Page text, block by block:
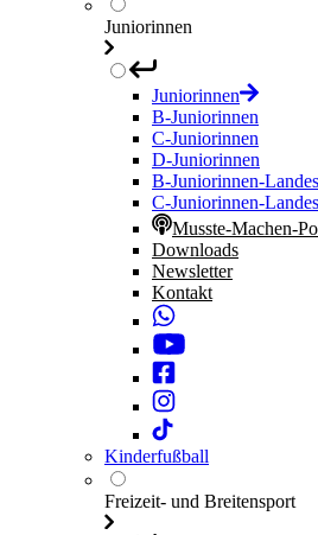
Juniorinnen
Juniorinnen
B-Juniorinnen
C-Juniorinnen
D-Juniorinnen
B-Juniorinnen-
C-Juniorinnen-
Musste-Machen-
Downloads
Newsletter
Kontakt
Kinderfußball
Freizeit- und Breitensport